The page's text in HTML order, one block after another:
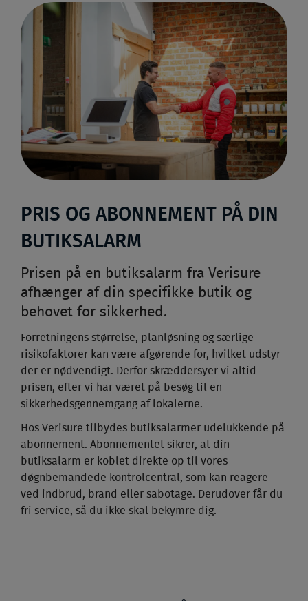
PRIS OG ABONNEMENT PÅ DIN
BUTIKSALARM
Prisen på en butiksalarm fra Verisure
afhænger af din specifikke butik og
behovet for sikkerhed.
Forretningens størrelse, planløsning og særlige
risikofaktorer kan være afgørende for, hvilket udstyr
der er nødvendigt. Derfor skræddersyer vi altid
prisen, efter vi har været på besøg til en
sikkerhedsgennemgang af lokalerne.
Hos Verisure tilbydes butiksalarmer udelukkende på
abonnement. Abonnementet sikrer, at din
butiksalarm er koblet direkte op til vores
døgnbemandede kontrolcentral, som kan reagere
ved indbrud, brand eller sabotage. Derudover får du
fri service, så du ikke skal bekymre dig.